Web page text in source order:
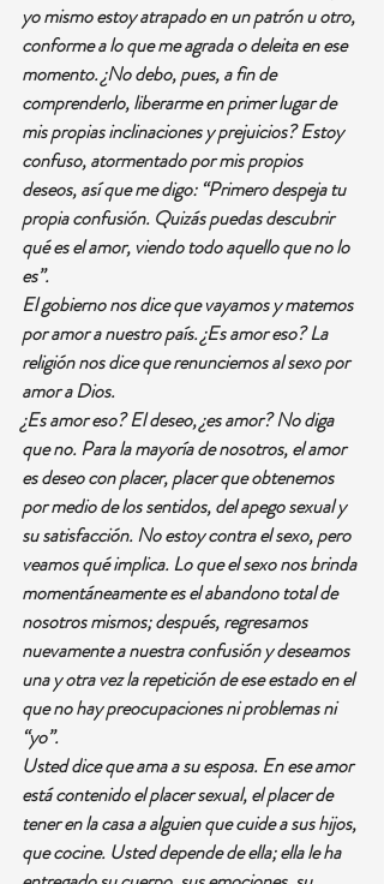
yo mismo estoy atrapado en un patrón u otro,
conforme a lo que me agrada o deleita en ese
momento. ¿No debo, pues, a fin de
comprenderlo, liberarme en primer lugar de
mis propias inclinaciones y prejuicios? Estoy
confuso, atormentado por mis propios
deseos, así que me digo: “Primero despeja tu
propia confusión. Quizás puedas descubrir
qué es el amor, viendo todo aquello que no lo
es”.
El gobierno nos dice que vayamos y matemos
por amor a nuestro país. ¿Es amor eso? La
religión nos dice que renunciemos al sexo por
amor a Dios.
¿Es amor eso? El deseo, ¿es amor? No diga
que no. Para la mayoría de nosotros, el amor
es deseo con placer, placer que obtenemos
por medio de los sentidos, del apego sexual y
su satisfacción. No estoy contra el sexo, pero
veamos qué implica. Lo que el sexo nos brinda
momentáneamente es el abandono total de
nosotros mismos; después, regresamos
nuevamente a nuestra confusión y deseamos
una y otra vez la repetición de ese estado en el
que no hay preocupaciones ni problemas ni
“yo”.
Usted dice que ama a su esposa. En ese amor
está contenido el placer sexual, el placer de
tener en la casa a alguien que cuide a sus hijos,
que cocine. Usted depende de ella; ella le ha